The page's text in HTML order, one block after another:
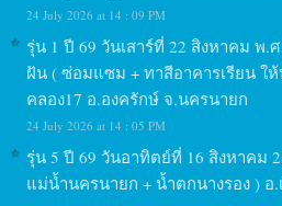
24 July 2026 at 14 : 09 PM
รุ่น 1 ปี 69 วันเสาร์ที่ 22 สิงหาคม พ.
ฝัน ( ซ่อมแซม + ทาสีอาคารเรียน ใ
คลอง17 อ.องครักษ์ จ.นครนายก
24 July 2026 at 14 : 05 PM
รุ่น 5 ปี 69 วันอาทิตย์ที่ 16 สิงหาคม
แม่น้ำนครนายก + น้ำตกนางรอง ) อ